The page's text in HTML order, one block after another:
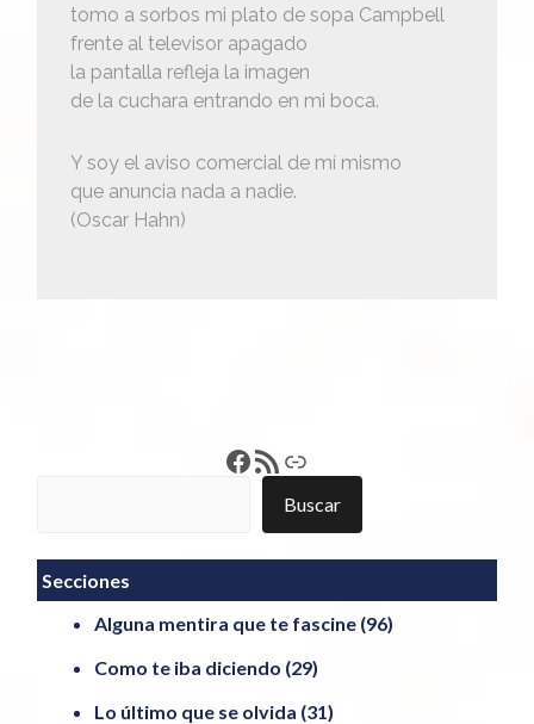
tomo a sorbos mi plato de sopa Campbell
frente al televisor apagado
la pantalla refleja la imagen
de la cuchara entrando en mi boca.
Y soy el aviso comercial de mí mismo
que anuncia nada a nadie.
(Oscar Hahn)
Francisco Pérez
Feed RSSEnlace
Buscar
Secciones
Alguna mentira que te fascine (96)
Como te iba diciendo (29)
Lo último que se olvida (31)